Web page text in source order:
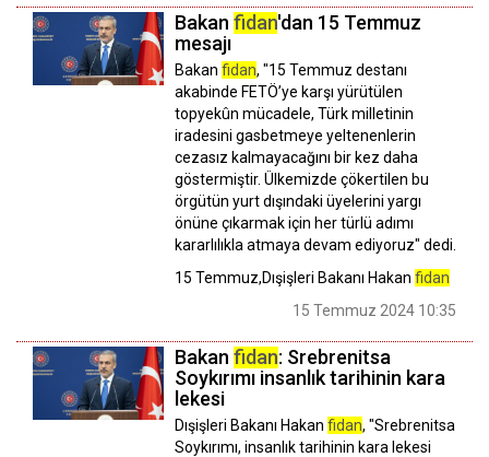
Bakan fidan'dan 15 Temmuz
mesajı
Bakan fidan, "15 Temmuz destanı
akabinde FETÖ’ye karşı yürütülen
topyekûn mücadele, Türk milletinin
iradesini gasbetmeye yeltenenlerin
cezasız kalmayacağını bir kez daha
göstermiştir. Ülkemizde çökertilen bu
örgütün yurt dışındaki üyelerini yargı
önüne çıkarmak için her türlü adımı
kararlılıkla atmaya devam ediyoruz" dedi.
15 Temmuz,Dışişleri Bakanı Hakan fidan
15 Temmuz 2024 10:35
Bakan fidan: Srebrenitsa
Soykırımı insanlık tarihinin kara
lekesi
Dışişleri Bakanı Hakan fidan, "Srebrenitsa
Soykırımı, insanlık tarihinin kara lekesi